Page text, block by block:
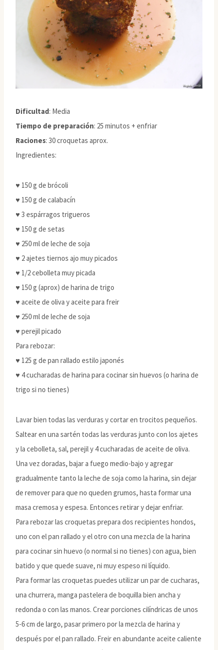
Dificultad: Media
Tiempo de preparación: 25 minutos + enfriar
Raciones: 30 croquetas aprox.
Ingredientes:
♥ 150 g de brócoli
♥ 150 g de calabacín
♥ 3 espárragos trigueros
♥ 150 g de setas
♥ 250 ml de leche de soja
♥ 2 ajetes tiernos ajo muy picados
♥ 1/2 cebolleta muy picada
♥ 150 g (aprox) de harina de trigo
♥ aceite de oliva y aceite para freir
♥ 250 ml de leche de soja
♥ perejil picado
Para rebozar:
♥ 125 g de pan rallado estilo japonés
♥ 4 cucharadas de harina para cocinar sin huevos (o harina de
trigo si no tienes)
Lavar bien todas las verduras y cortar en trocitos pequeños.
Saltear en una sartén todas las verduras junto con los ajetes
y la cebolleta, sal, perejil y 4 cucharadas de aceite de oliva.
Una vez doradas, bajar a fuego medio-bajo y agregar
gradualmente tanto la leche de soja como la harina, sin dejar
de remover para que no queden grumos, hasta formar una
masa cremosa y espesa. Entonces retirar y dejar enfriar.
Para rebozar las croquetas prepara dos recipientes hondos,
uno con el pan rallado y el otro con una mezcla de la harina
para cocinar sin huevo (o normal si no tienes) con agua, bien
batido y que quede suave, ni muy espeso ni líquido.
Para formar las croquetas puedes utilizar un par de cucharas,
una churrera, manga pastelera de boquilla bien ancha y
redonda o con las manos. Crear porciones cilíndricas de unos
5-6 cm de largo, pasar primero por la mezcla de harina y
después por el pan rallado. Freir en abundante aceite caliente